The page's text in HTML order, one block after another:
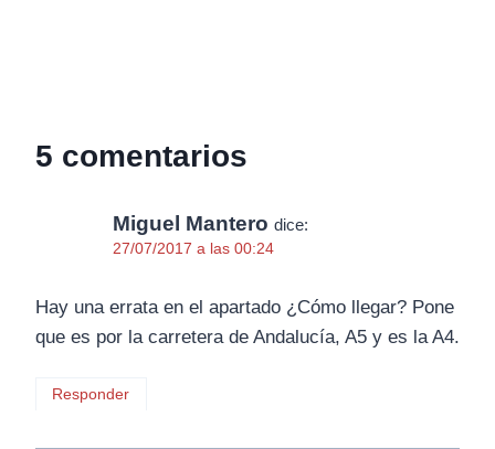
5 comentarios
Miguel Mantero dice:
27/07/2017 a las 00:24
Hay una errata en el apartado ¿Cómo llegar? Pone
que es por la carretera de Andalucía, A5 y es la A4.
Responder